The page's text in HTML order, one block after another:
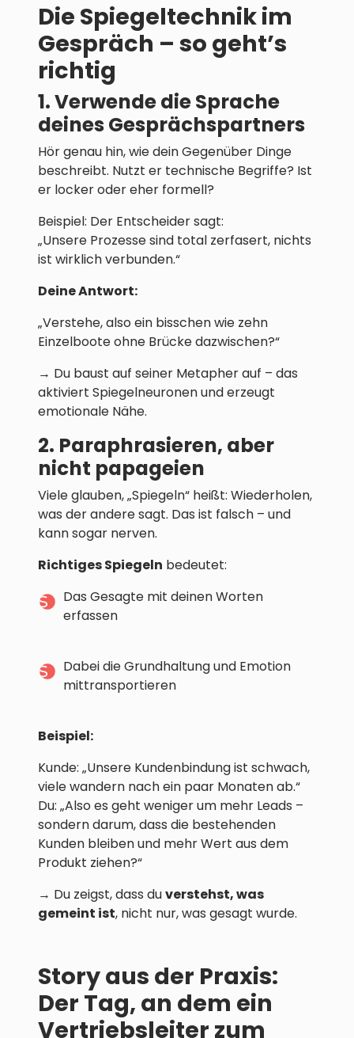
Die Spiegeltechnik im
Gespräch – so geht’s
richtig
1. Verwende die Sprache
deines Gesprächspartners
Hör genau hin, wie dein Gegenüber Dinge
beschreibt. Nutzt er technische Begriffe? Ist
er locker oder eher formell?
Beispiel: Der Entscheider sagt:
„Unsere Prozesse sind total zerfasert, nichts
ist wirklich verbunden.“
Deine Antwort:
„Verstehe, also ein bisschen wie zehn
Einzelboote ohne Brücke dazwischen?“
→ Du baust auf seiner Metapher auf – das
aktiviert Spiegelneuronen und erzeugt
emotionale Nähe.
2. Paraphrasieren, aber
nicht papageien
Viele glauben, „Spiegeln“ heißt: Wiederholen,
was der andere sagt. Das ist falsch – und
kann sogar nerven.
Richtiges Spiegeln bedeutet:
Das Gesagte mit deinen Worten
erfassen
Dabei die Grundhaltung und Emotion
mittransportieren
Beispiel:
Kunde: „Unsere Kundenbindung ist schwach,
viele wandern nach ein paar Monaten ab.“
Du: „Also es geht weniger um mehr Leads –
sondern darum, dass die bestehenden
Kunden bleiben und mehr Wert aus dem
Produkt ziehen?“
→ Du zeigst, dass duverstehst, was
gemeint ist, nicht nur, was gesagt wurde.
Story aus der Praxis:
Der Tag, an dem ein
Vertriebsleiter zum